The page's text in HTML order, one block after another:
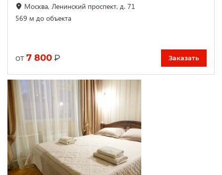
Москва, Ленинский проспект, д. 71
569 м до объекта
от 7 800 ₽ Заказать